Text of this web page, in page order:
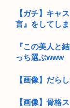
【ガチ】キャ
言』をしてし
『この美人と
っち選ぶwww
【画像】だら
【画像】骨格